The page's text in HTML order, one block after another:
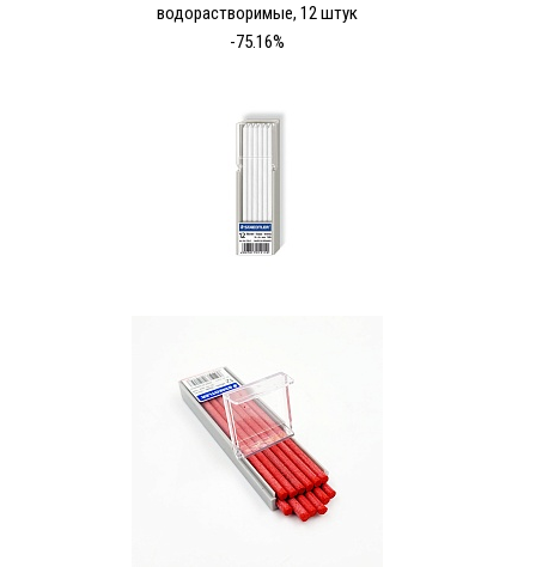
водорастворимые, 12 штук
-75.16%